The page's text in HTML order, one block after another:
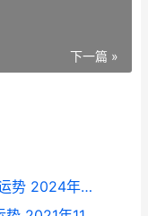
下一篇 »
2024年03月23日巨蟹座事业爱情运势 2024年3月3号